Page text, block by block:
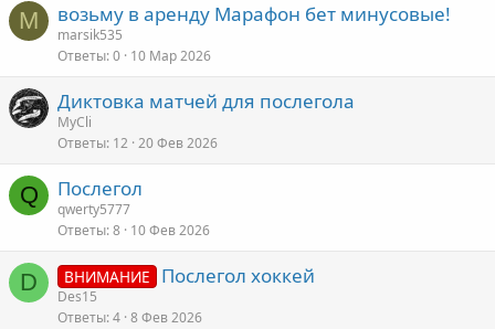
M возьму в аренду Марафон бет минусовые!
marsik535
Ответы 0 10 Мар 2026
Диктовка матчей для послегола
MyCli
Ответы 12 20 Фев 2026
Q Послегол
qwerty5777
Ответы 8 10 Фев 2026
D ВНИМАНИЕ Послегол хоккей
Des15
Ответы 4 8 Фев 2026